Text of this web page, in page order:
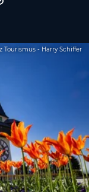
Tourismus - Harry Schiffer